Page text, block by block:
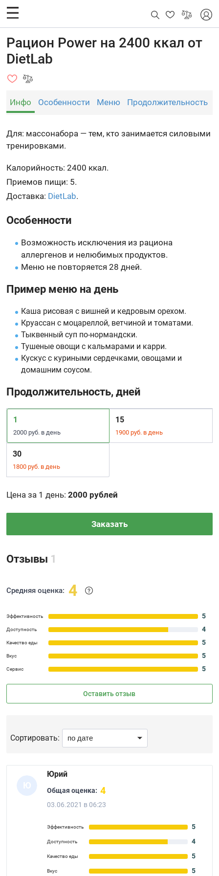
Рацион Power на 2400 ккал от
DietLab
Инфо Особенности Меню Продолжительность
Для: массонабора — тем, кто занимается силовыми
тренировками.
Калорийность: 2400 ккал.
Приемов пищи: 5.
Доставка: DietLab.
Особенности
Возможность исключения из рациона
аллергенов и нелюбимых продуктов.
Меню не повторяется 28 дней.
Пример меню на день
Каша рисовая с вишней и кедровым орехом.
Круассан с моцареллой, ветчиной и томатами.
Тыквенный суп по-нормандски.
Тушеные овощи с кальмарами и карри.
Кускус с куриными сердечками, овощами и
домашним соусом.
Продолжительность, дней
1
2000 руб. в день
15
1900 руб. в день
30
1800 руб. в день
Цена за 1 день:2000 рублей
Заказать
Отзывы 1
Средняя оценка: 4
Эффективность 5
Доступность 4
Качество еды 5
Вкус 5
Сервис 5
Оставить отзыв
Сортировать:
Ю
Юрий
Общая оценка: 4
03.06.2021 в 06:23
Эффективность 5
Доступность 4
Качество еды 5
Вкус 5